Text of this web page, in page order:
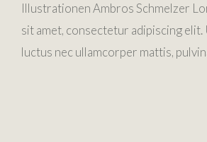
Illustrationen Ambros Schmelzer
sit amet, consectetur adipiscing elit.
luctus nec ullamcorper mattis,